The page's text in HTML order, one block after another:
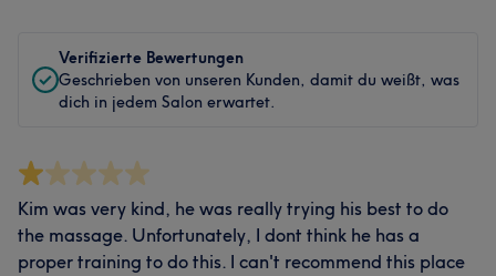
Verifizierte Bewertungen
Geschrieben von unseren Kunden, damit du weißt, was
dich in jedem Salon erwartet.
Kim was very kind, he was really trying his best to do
the massage. Unfortunately, I dont think he has a
proper training to do this. I can't recommend this place